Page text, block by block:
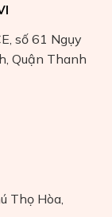
số 61 Ngụy
Quận Thanh
Thọ Hòa,